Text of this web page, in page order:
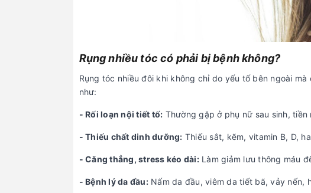
Rụng nhiều tóc có phải bị bệnh không?
Rụng tóc nhiều đôi khi không chỉ do yếu tố bên ngoài
như:
- Rối loạn nội tiết tố: Thường gặp ở phụ nữ sau sinh,
- Thiếu chất dinh dưỡng: Thiếu sắt, kẽm, vitamin B, D,
- Căng thẳng, stress kéo dài:Làm giảm lưu thông máu
- Bệnh lý da đầu:Nấm da đầu, viêm da tiết bã, vảy nến,